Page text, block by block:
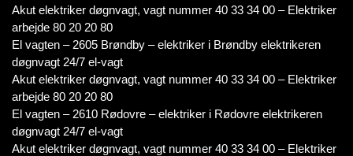
Akut elektriker døgnvagt, vagt nummer 40 33 34 00 – Elektriker
arbejde 80 20 20 80
El vagten – 2605 Brøndby – elektriker i Brøndby elektrikeren
døgnvagt 24/7 el-vagt
Akut elektriker døgnvagt, vagt nummer 40 33 34 00 – Elektriker
arbejde 80 20 20 80
El vagten – 2610 Rødovre – elektriker i Rødovre elektrikeren
døgnvagt 24/7 el-vagt
Akut elektriker døgnvagt, vagt nummer 40 33 34 00 – Elektriker